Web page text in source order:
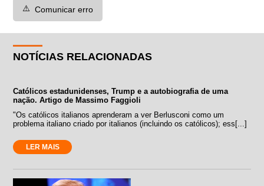
⚠️ Comunicar erro
NOTÍCIAS RELACIONADAS
Católicos estadunidenses, Trump e a autobiografia de uma
nação. Artigo de Massimo Faggioli
"Os católicos italianos aprenderam a ver Berlusconi como um
problema italiano criado por italianos (incluindo os católicos); ess[...]
LER MAIS